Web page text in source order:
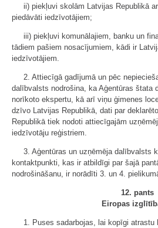
ii) piekļuvi skolām Latvijas Republikā
piedāvāti iedzīvotājiem;
iii) piekļuvi komunālajiem, banku un
tādiem pašiem nosacījumiem, kādi ir
iedzīvotājiem.
2. Attiecīgā gadījumā un pēc
dalībvalsts nodrošina, ka Aģentūras štata
norīkoto ekspertu, kā arī viņu ģimenes
dzīvo Latvijas Republikā, dati par
Republikā tiek nodoti attiecīgajām
iedzīvotāju reģistriem.
3. Aģentūras un uzņēmēja dalībvalsts
kontaktpunkti, kas ir atbildīgi par šajā
nodrošināšanu, ir norādīti 3. un 4.
12. pants
Eiropas
1. Puses sadarbojas, lai kopīgi atrastu